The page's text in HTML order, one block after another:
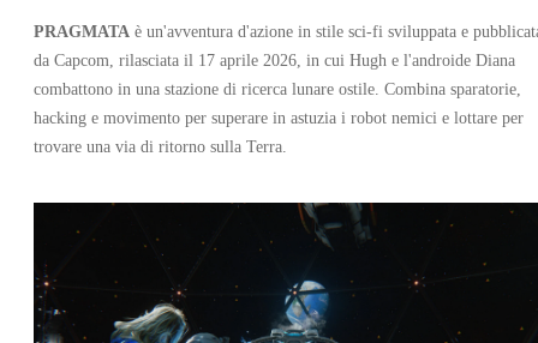
PRAGMATA è un'avventura d'azione in stile sci‑fi sviluppata e
da Capcom, rilasciata il 17 aprile 2026, in cui Hugh e l'androide Diana
combattono in una stazione di ricerca lunare ostile. Combina sparatorie,
hacking e movimento per superare in astuzia i robot nemici e lottare per
trovare una via di ritorno sulla Terra.